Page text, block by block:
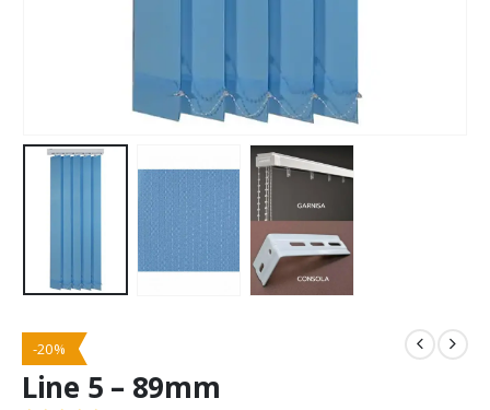
-20%
Line 5 – 89mm